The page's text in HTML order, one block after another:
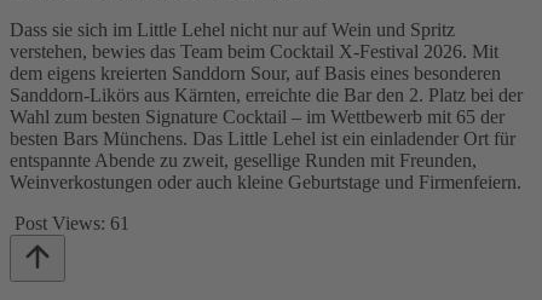
Dass sie sich im Little Lehel nicht nur auf Wein und Spritz
verstehen, bewies das Team beim Cocktail X-Festival 2026. Mit
dem eigens kreierten Sanddorn Sour, auf Basis eines besonderen
Sanddorn-Likörs aus Kärnten, erreichte die Bar den 2. Platz bei der
Wahl zum besten Signature Cocktail – im Wettbewerb mit 65 der
besten Bars Münchens. Das Little Lehel ist ein einladender Ort für
entspannte Abende zu zweit, gesellige Runden mit Freunden,
Weinverkostungen oder auch kleine Geburtstage und Firmenfeiern.
Post Views: 61